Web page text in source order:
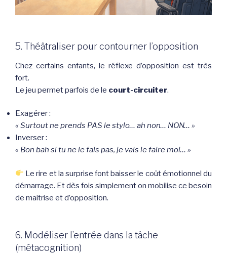
5. Théâtraliser pour contourner l’opposition
Chez certains enfants, le réflexe d’opposition est très
fort.
Le jeu permet parfois de le court-circuiter.
Exagérer :
« Surtout ne prends PAS le stylo… ah non… NON… »
Inverser :
« Bon bah si tu ne le fais pas, je vais le faire moi… »
Le rire et la surprise font baisser le coût émotionnel du
démarrage. Et dès fois simplement on mobilise ce besoin
de maitrise et d’opposition.
6. Modéliser l’entrée dans la tâche
(métacognition)